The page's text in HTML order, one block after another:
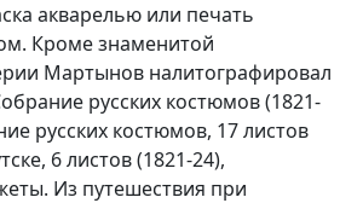
акварелью или печать
Кроме знаменитой
Мартынов налитографировал
русских костюмов (1821-
русских костюмов, 17 листов
6 листов (1821-24),
Из путешествия при